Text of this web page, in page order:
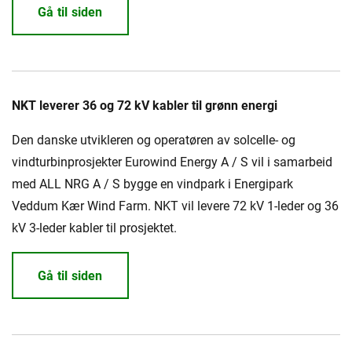
Gå til siden
NKT leverer 36 og 72 kV kabler til grønn energi
Den danske utvikleren og operatøren av solcelle- og
vindturbinprosjekter Eurowind Energy A / S vil i samarbeid
med ALL NRG A / S bygge en vindpark i Energipark
Veddum Kær Wind Farm. NKT vil levere 72 kV 1-leder og 36
kV 3-leder kabler til prosjektet.
Gå til siden